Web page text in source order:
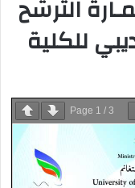
الترشح
للكلية
Page 1 / 3